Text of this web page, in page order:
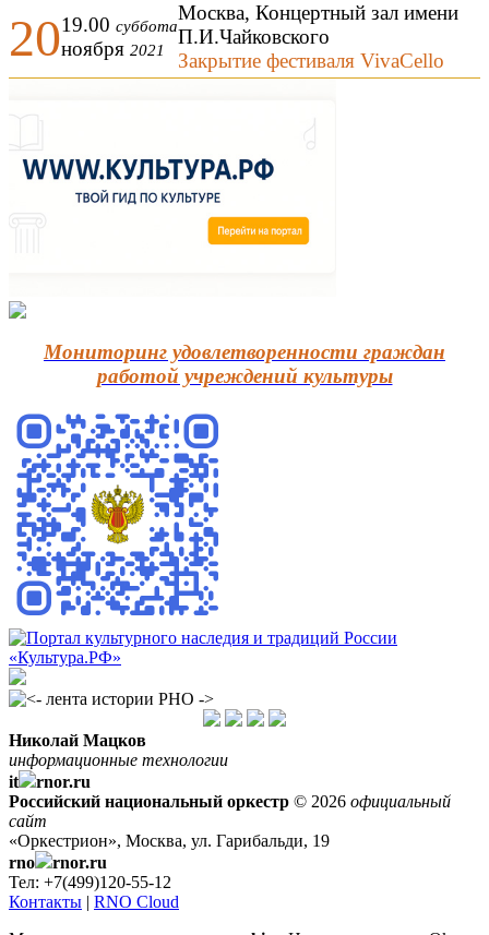
2019.00 суббота
ноября 2021
Москва, Концертный зал имени
П.И.Чайковского
Закрытие фестиваля VivaCello
Мониторинг удовлетворенности граждан
работой учреждений культуры
Николай Мацков
информационные технологии
it
rnor.ru
Российский национальный оркестр © 2026 официальный
сайт
«Оркестрион», Москва, ул. Гарибальди, 19
rno
rnor.ru
Тел: +7(499)120-55-12
Контакты | RNO Cloud